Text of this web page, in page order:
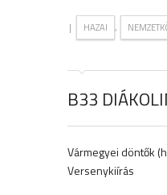
| HAZAI ,
B33
Vármegyei döntők
Versenykiírás